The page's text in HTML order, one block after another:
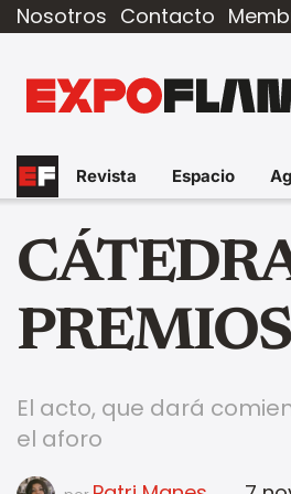
Nosotros Contacto
Revista Espacio
El acto, que dará
el aforo